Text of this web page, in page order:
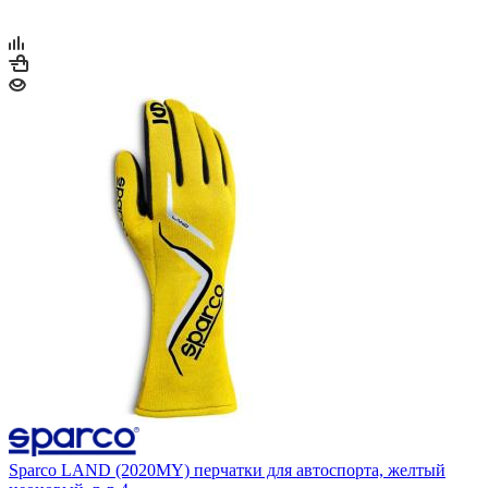
Sparco LAND (2020MY) перчатки для автоспорта, желтый